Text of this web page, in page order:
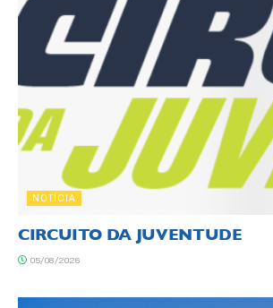
NOTÍCIA
CIRCUITO DA JUVENTUDE
05/08/2026